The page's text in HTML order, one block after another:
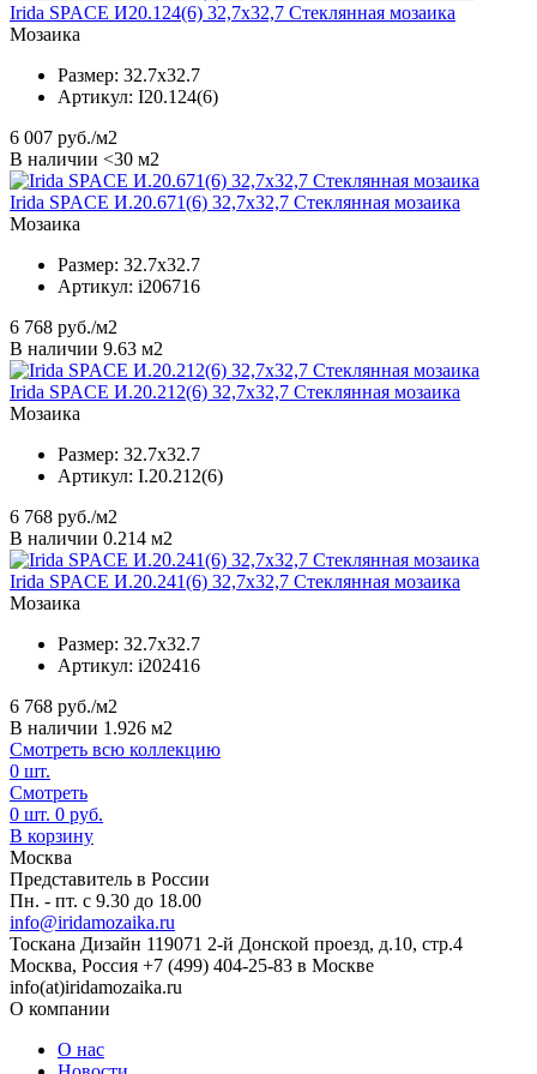
Irida SPACE И20.124(6) 32,7x32,7 Стеклянная мозаика
Мозаика
Размер: 32.7x32.7
Артикул: I20.124(6)
6 007 руб./м2
В наличии <30 м2
Irida SPACE И.20.671(6) 32,7x32,7 Стеклянная мозаика
Мозаика
Размер: 32.7x32.7
Артикул: i206716
6 768 руб./м2
В наличии 9.63 м2
Irida SPACE И.20.212(6) 32,7x32,7 Стеклянная мозаика
Мозаика
Размер: 32.7x32.7
Артикул: I.20.212(6)
6 768 руб./м2
В наличии 0.214 м2
Irida SPACE И.20.241(6) 32,7x32,7 Стеклянная мозаика
Мозаика
Размер: 32.7x32.7
Артикул: i202416
6 768 руб./м2
В наличии 1.926 м2
Смотреть всю коллекцию
0 шт.
Смотреть
0 шт. 0 руб.
В корзину
Москва
Представитель в России
Пн. - пт. с 9.30 до 18.00
info@iridamozaika.ru
Тоскана Дизайн 119071 2-й Донской проезд, д.10, стр.4
Москва, Россия +7 (499) 404-25-83 в Москве
info(at)iridamozaika.ru
О компании
О нас